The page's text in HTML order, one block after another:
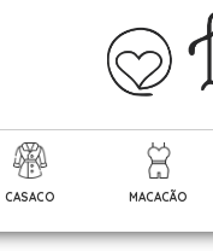
CASACO MACACÃO